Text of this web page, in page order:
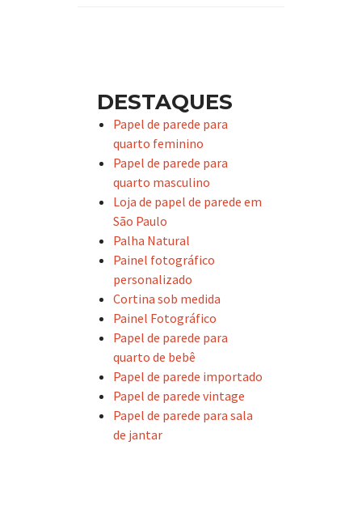
DESTAQUES
Papel de parede para
quarto feminino
Papel de parede para
quarto masculino
Loja de papel de parede em
São Paulo
Palha Natural
Painel fotográfico
personalizado
Cortina sob medida
Painel Fotográfico
Papel de parede para
quarto de bebê
Papel de parede importado
Papel de parede vintage
Papel de parede para sala
de jantar